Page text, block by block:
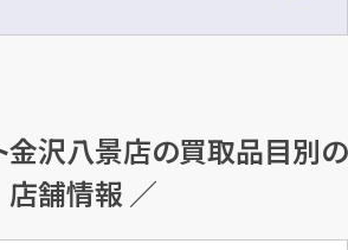
金沢八景店の買取品目別の
店舗情報 ／